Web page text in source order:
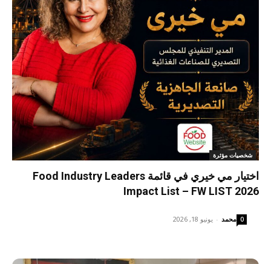
شخصيات مؤثرة
اختيار مي خيري في قائمة Food Industry Leaders
Impact List – FW LIST 2026
محمد - يونيو 18, 2026 0